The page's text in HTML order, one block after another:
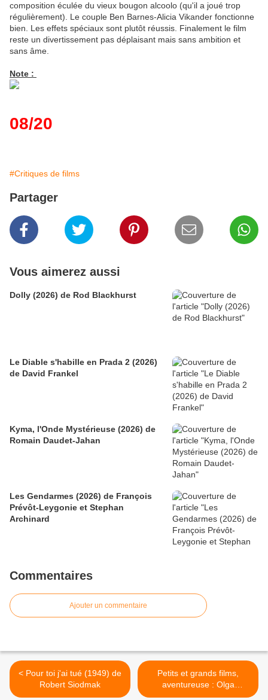
composition éculée du vieux bougon alcoolo (qu'il a joué trop
régulièrement). Le couple Ben Barnes-Alicia Vikander fonctionne
bien. Les effets spéciaux sont plutôt réussis. Finalement le film
reste un divertissement pas déplaisant mais sans ambition et
sans âme.
Note :
08/20
#Critiques de films
Partager
Vous aimerez aussi
Dolly (2026) de Rod Blackhurst
Le Diable s'habille en Prada 2 (2026)
de David Frankel
Kyma, l'Onde Mystérieuse (2026) de
Romain Daudet-Jahan
Les Gendarmes (2026) de François
Prévôt-Leygonie et Stephan
Archinard
Commentaires
Ajouter un commentaire
< Pour toi j'ai tué (1949) de
Robert Siodmak
Petits et grands films,
aventureuse : Olga
Kurylenko >